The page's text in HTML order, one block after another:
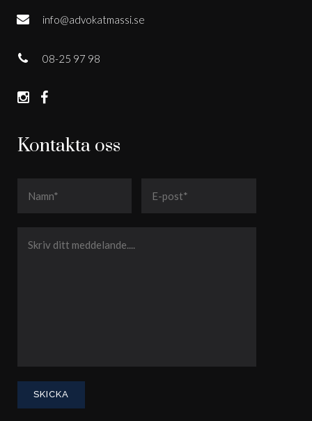
Kontakta oss
info@advokatmassi.se
08-25 97 98